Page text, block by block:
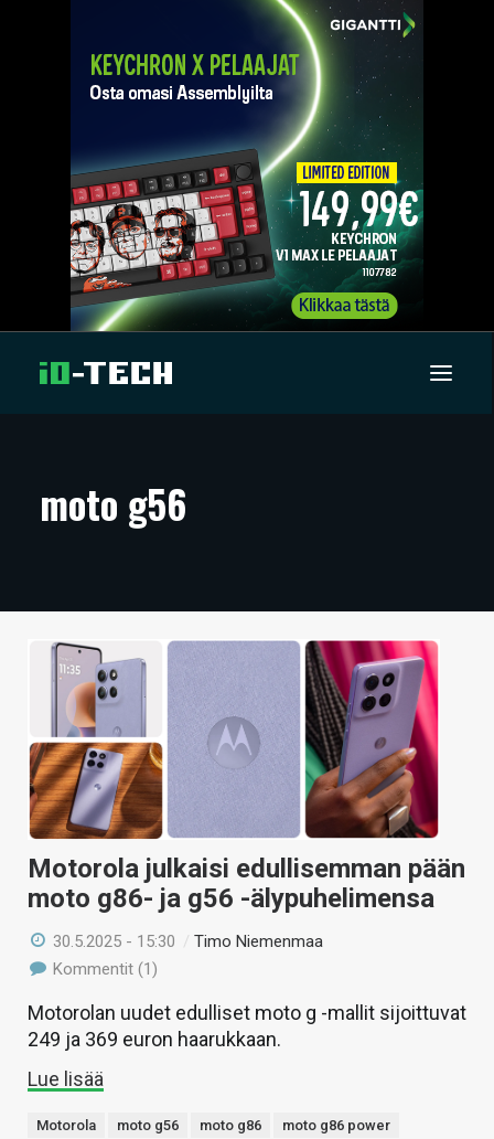
ARTIKKELIT
TECHBBS
TIETOA
HINTA.FI
KAUPPA
VAIHDA TEEMA
HAKU
moto g56
Motorola julkaisi edullisemman pään
moto g86- ja g56 -älypuhelimensa
30.5.2025 - 15:30 /Timo Niemenmaa
Kommentit (1)
Motorolan uudet edulliset moto g -mallit sijoittuvat
249 ja 369 euron haarukkaan.
Lue lisää
Motorola moto g56 moto g86
moto g86 power